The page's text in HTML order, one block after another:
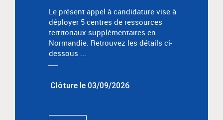
Le présent appel à candidature vise à
déployer 5 centres de ressources
territoriaux supplémentaires en
Normandie. Retrouvez les détails ci-
dessous ...
Clôture le 03/09/2026